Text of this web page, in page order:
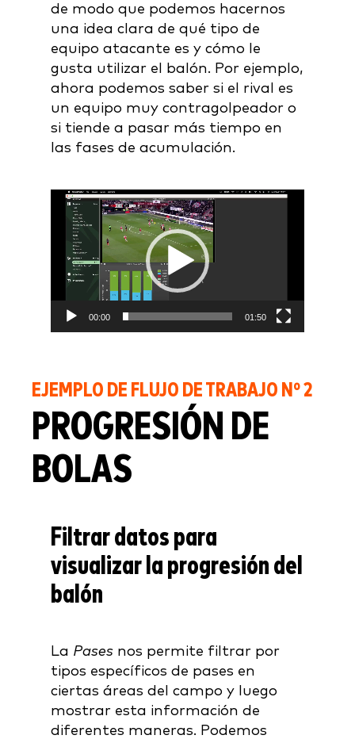
de modo que podemos hacernos
una idea clara de qué tipo de
equipo atacante es y cómo le
gusta utilizar el balón. Por ejemplo,
ahora podemos saber si el rival es
un equipo muy contragolpeador o
si tiende a pasar más tiempo en
las fases de acumulación.
Video
Player
00:00 01:50
EJEMPLO DE FLUJO DE TRABAJO Nº 2
PROGRESIÓN DE
BOLAS
Filtrar datos para
visualizar la progresión del
balón
La Pases nos permite filtrar por
tipos específicos de pases en
ciertas áreas del campo y luego
mostrar esta información de
diferentes maneras. Podemos